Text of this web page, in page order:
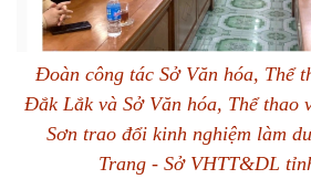
Đoàn công tác Sở Văn hóa, Thể
Đắk Lắk và Sở Văn hóa, Thể thao
Sơn trao đổi kinh nghiệm làm
Trang - Sở VHTT&DL